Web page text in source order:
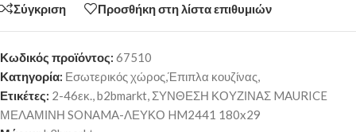
Σύγκριση Προσθήκη στη λίστα επιθυμιών
Κωδικός προϊόντος: 67510
Κατηγορία: Εσωτερικός χώρος,Έπιπλα κουζίνας,
Ετικέτες: 2-46εκ.,b2bmarkt, ΣΥΝΘΕΣΗ ΚΟΥΖΙΝΑΣ MAURICE
ΜΕΛΑΜΙΝΗ SONAMA-ΛΕΥΚΟ HM2441 180x29